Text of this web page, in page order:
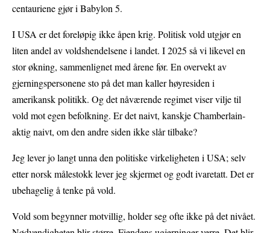
centauriene gjør i Babylon 5.
I USA er det foreløpig ikke åpen krig. Politisk vold utgjør en
liten andel av voldshendelsene i landet. I 2025 så vi likevel en
stor økning, sammenlignet med årene før. En overvekt av
gjerningspersonene sto på det man kaller høyresiden i
amerikansk politikk. Og det nåværende regimet viser vilje til
vold mot egen befolkning. Er det naivt, kanskje Chamberlain-
aktig naivt, om den andre siden ikke slår tilbake?
Jeg lever jo langt unna den politiske virkeligheten i USA; selv
etter norsk målestokk lever jeg skjermet og godt ivaretatt. Det er
ubehagelig å tenke på vold.
Vold som begynner motvillig, holder seg ofte ikke på det nivået.